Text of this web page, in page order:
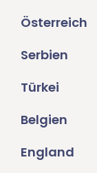
Österreich
Serbien
Türkei
Belgien
England